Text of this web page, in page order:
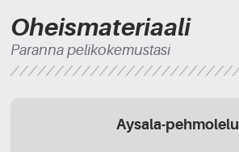
Oheismateriaali
Paranna pelikokemustasi
Aysala-pehmolelu